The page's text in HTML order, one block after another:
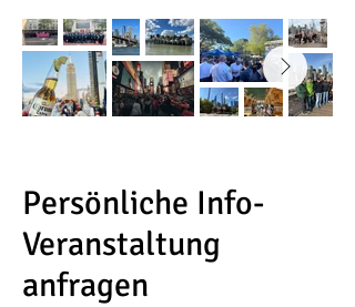
Persönliche Info-
Veranstaltung
anfragen